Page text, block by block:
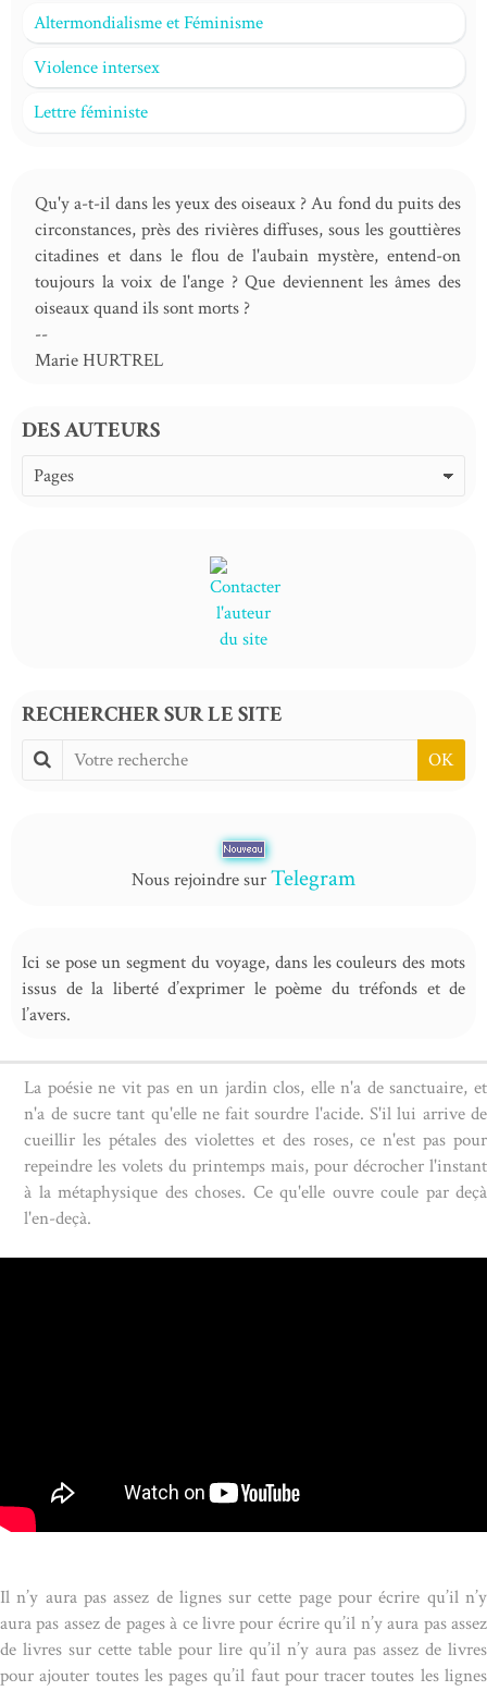
Altermondialisme et Féminisme
Violence intersex
Lettre féministe
Qu'y a-t-il dans les yeux des oiseaux ? Au fond du puits des
circonstances, près des rivières diffuses, sous les gouttières
citadines et dans le flou de l'aubain mystère, entend-on
toujours la voix de l'ange ? Que deviennent les âmes des
oiseaux quand ils sont morts ?
--
Marie HURTREL
DES AUTEURS
RECHERCHER SUR LE SITE
OK
Nous rejoindre surTelegram
Ici se pose un segment du voyage, dans les couleurs des mots
issus de la liberté d’exprimer le poème du tréfonds et de
l’avers.
La poésie ne vit pas en un jardin clos, elle n'a de sanctuaire, et
n'a de sucre tant qu'elle ne fait sourdre l'acide. S'il lui arrive de
cueillir les pétales des violettes et des roses, ce n'est pas pour
repeindre les volets du printemps mais, pour décrocher l'instant
à la métaphysique des choses. Ce qu'elle ouvre coule par deçà
l'en-deçà.
Il n’y aura pas assez de lignes sur cette page pour écrire qu’il n’y
aura pas assez de pages à ce livre pour écrire qu’il n’y aura pas assez
de livres sur cette table pour lire qu’il n’y aura pas assez de livres
pour ajouter toutes les pages qu’il faut pour tracer toutes les lignes